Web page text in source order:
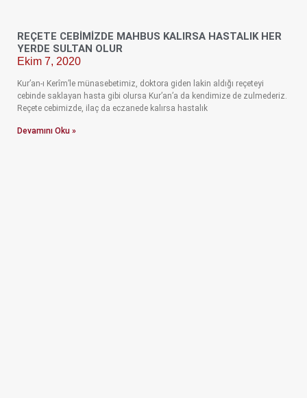
REÇETE CEBİMİZDE MAHBUS KALIRSA HASTALIK HER
YERDE SULTAN OLUR
Ekim 7, 2020
Kur’an-ı Kerîm’le münasebetimiz, doktora giden lakin aldığı reçeteyi
cebinde saklayan hasta gibi olursa Kur’an’a da kendimize de zulmederiz.
Reçete cebimizde, ilaç da eczanede kalırsa hastalık
Devamını Oku »